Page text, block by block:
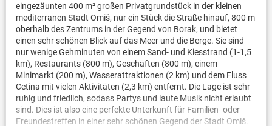
eingezäunten 400 m² großen Privatgrundstück in der kleinen
mediterranen Stadt Omiš, nur ein Stück die Straße hinauf, 800 m
oberhalb des Zentrums in der Gegend von Borak, und bietet
einen sehr schönen Blick auf das Meer und die Berge. Sie sind
nur wenige Gehminuten von einem Sand- und Kiesstrand (1-1,5
km), Restaurants (800 m), Geschäften (800 m), einem
Minimarkt (200 m), Wasserattraktionen (2 km) und dem Fluss
Cetina mit vielen Aktivitäten (2,3 km) entfernt. Die Lage ist sehr
ruhig und friedlich, sodass Partys und laute Musik nicht erlaubt
sind. Dies ist also eine perfekte Unterkunft für Familien- oder
Freundestreffen in einer sehr schönen Gegend der Stadt Omiš.